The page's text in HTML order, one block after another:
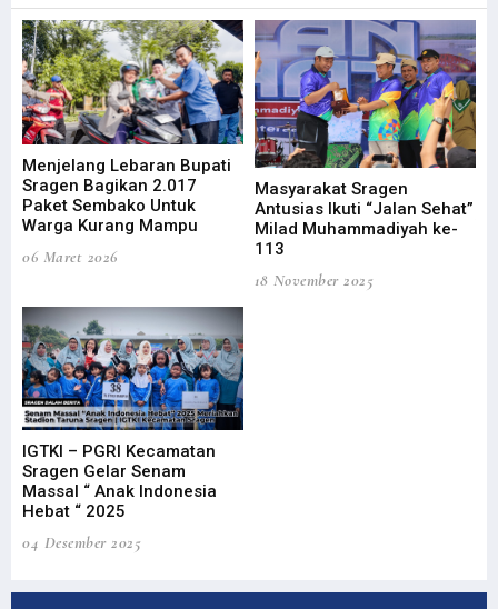
Menjelang Lebaran Bupati
Sragen Bagikan 2.017
Paket Sembako Untuk
Warga Kurang Mampu
06 Maret 2026
Masyarakat Sragen
Antusias Ikuti “Jalan Sehat”
Milad Muhammadiyah ke-
113
18 November 2025
IGTKI – PGRI Kecamatan
Sragen Gelar Senam
Massal “ Anak Indonesia
Hebat “ 2025
04 Desember 2025